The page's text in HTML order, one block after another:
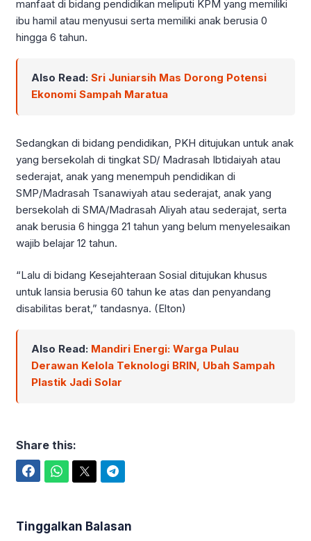
manfaat di bidang pendidikan meliputi KPM yang memiliki
ibu hamil atau menyusui serta memiliki anak berusia 0
hingga 6 tahun.
Also Read: Sri Juniarsih Mas Dorong Potensi
Ekonomi Sampah Maratua
Sedangkan di bidang pendidikan, PKH ditujukan untuk anak
yang bersekolah di tingkat SD/ Madrasah Ibtidaiyah atau
sederajat, anak yang menempuh pendidikan di
SMP/Madrasah Tsanawiyah atau sederajat, anak yang
bersekolah di SMA/Madrasah Aliyah atau sederajat, serta
anak berusia 6 hingga 21 tahun yang belum menyelesaikan
wajib belajar 12 tahun.
“Lalu di bidang Kesejahteraan Sosial ditujukan khusus
untuk lansia berusia 60 tahun ke atas dan penyandang
disabilitas berat,” tandasnya. (Elton)
Also Read: Mandiri Energi: Warga Pulau
Derawan Kelola Teknologi BRIN, Ubah Sampah
Plastik Jadi Solar
Share this:
Tinggalkan Balasan